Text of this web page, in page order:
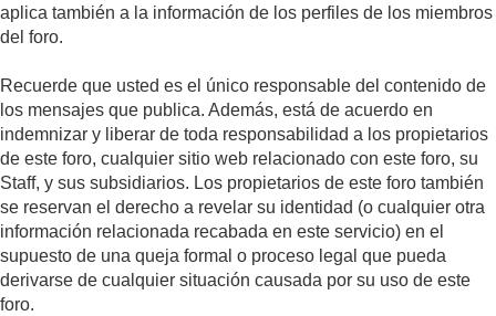
aplica también a la información de los perfiles de los miembros
del foro.
Recuerde que usted es el único responsable del contenido de
los mensajes que publica. Además, está de acuerdo en
indemnizar y liberar de toda responsabilidad a los propietarios
de este foro, cualquier sitio web relacionado con este foro, su
Staff, y sus subsidiarios. Los propietarios de este foro también
se reservan el derecho a revelar su identidad (o cualquier otra
información relacionada recabada en este servicio) en el
supuesto de una queja formal o proceso legal que pueda
derivarse de cualquier situación causada por su uso de este
foro.